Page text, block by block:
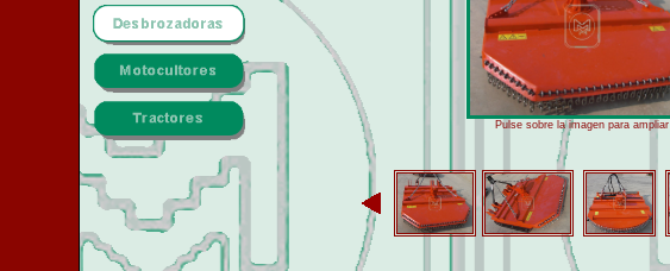
Pulse sobre la imagen para ampliar